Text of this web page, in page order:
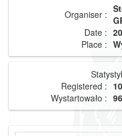
Organiser :
Date :
Place :
Registered :
Wystartowało : 96